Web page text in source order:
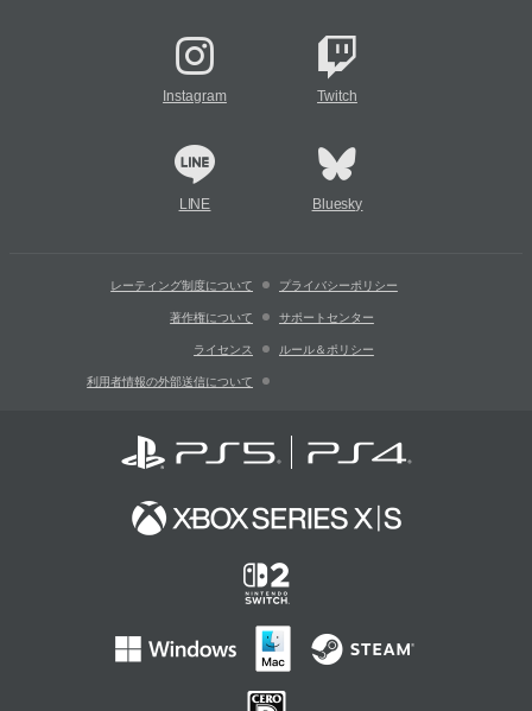
Instagram Twitch
LINE Bluesky
レーティング制度について プライバシーポリシー
著作権について サポートセンター
ライセンス ルール＆ポリシー
利用者情報の外部送信について